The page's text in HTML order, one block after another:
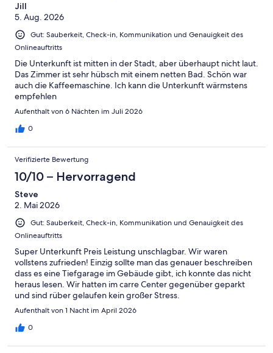
Jill
5. Aug. 2026
Gut: Sauberkeit, Check-in, Kommunikation und Genauigkeit des
Onlineauftritts
Die Unterkunft ist mitten in der Stadt, aber überhaupt nicht laut.
Das Zimmer ist sehr hübsch mit einem netten Bad. Schön war
auch die Kaffeemaschine. Ich kann die Unterkunft wärmstens
empfehlen
Aufenthalt von 6 Nächten im Juli 2026
0
Verifizierte Bewertung
10/10 – Hervorragend
Steve
2. Mai 2026
Gut: Sauberkeit, Check-in, Kommunikation und Genauigkeit des
Onlineauftritts
Super Unterkunft Preis Leistung unschlagbar. Wir waren
vollstens zufrieden! Einzig sollte man das genauer beschreiben
dass es eine Tiefgarage im Gebäude gibt, ich konnte das nicht
heraus lesen. Wir hatten im carre Center gegenüber geparkt
und sind rüber gelaufen kein großer Stress.
Aufenthalt von 1 Nacht im April 2026
0